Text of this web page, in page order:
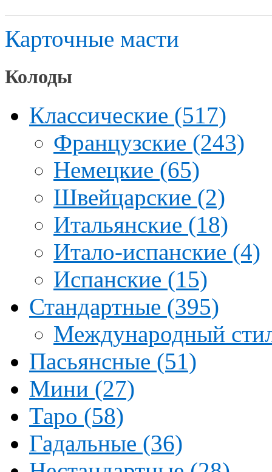
Карточные масти
Колоды
Классические (517)
Французские (243)
Немецкие (65)
Швейцарские (2)
Итальянские (18)
Итало-испанские (4)
Испанские (15)
Стандартные (395)
Международный
Пасьянсные (51)
Мини (27)
Таро (58)
Гадальные (36)